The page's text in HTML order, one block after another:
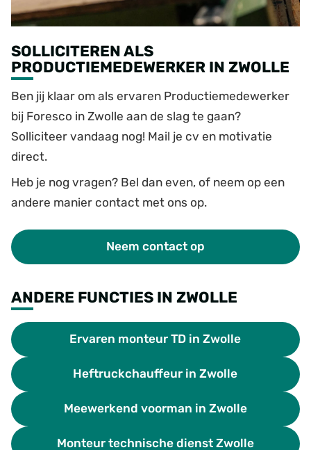
SOLLICITEREN ALS
PRODUCTIEMEDEWERKER IN ZWOLLE
Ben jij klaar om als ervaren Productiemedewerker
bij Foresco in Zwolle aan de slag te gaan?
Solliciteer vandaag nog! Mail je cv en motivatie
direct.
Heb je nog vragen? Bel dan even, of neem op een
andere manier contact met ons op.
Neem contact op
ANDERE FUNCTIES IN ZWOLLE
Ervaren monteur TD in Zwolle
Heftruckchauffeur in Zwolle
Meewerkend voorman in Zwolle
Monteur technische dienst Zwolle